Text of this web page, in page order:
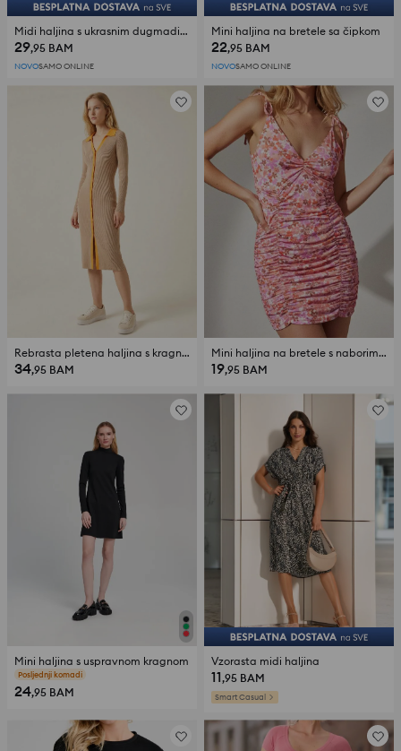
Midi haljina s ukrasnim dugmadima
29,95 BAM
NOVOSAMO ONLINE
Mini haljina na bretele sa čipkom
22,95 BAM
NOVOSAMO ONLINE
Rebrasta pletena haljina s kragnom i viskozom
34,95 BAM
Mini haljina na bretele s naborima i cvjetnim uzorkom
19,95 BAM
Mini haljina s uspravnom kragnom
Posljednji komadi
24,95 BAM
Vzorasta midi haljina
11,95 BAM
Smart Casual